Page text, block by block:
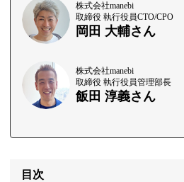
株式会社manebi
取締役 執行役員CTO/CPO
岡田 大輔さん
株式会社manebi
取締役 執行役員管理部長
飯田 淳義さん
目次